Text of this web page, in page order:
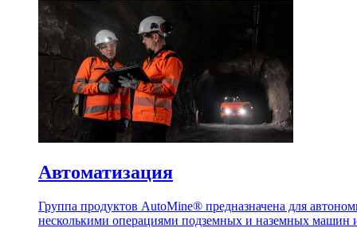
Автоматизация
Группа продуктов AutoMine® предназначена для
несколькими операциями подземных и наземных машин